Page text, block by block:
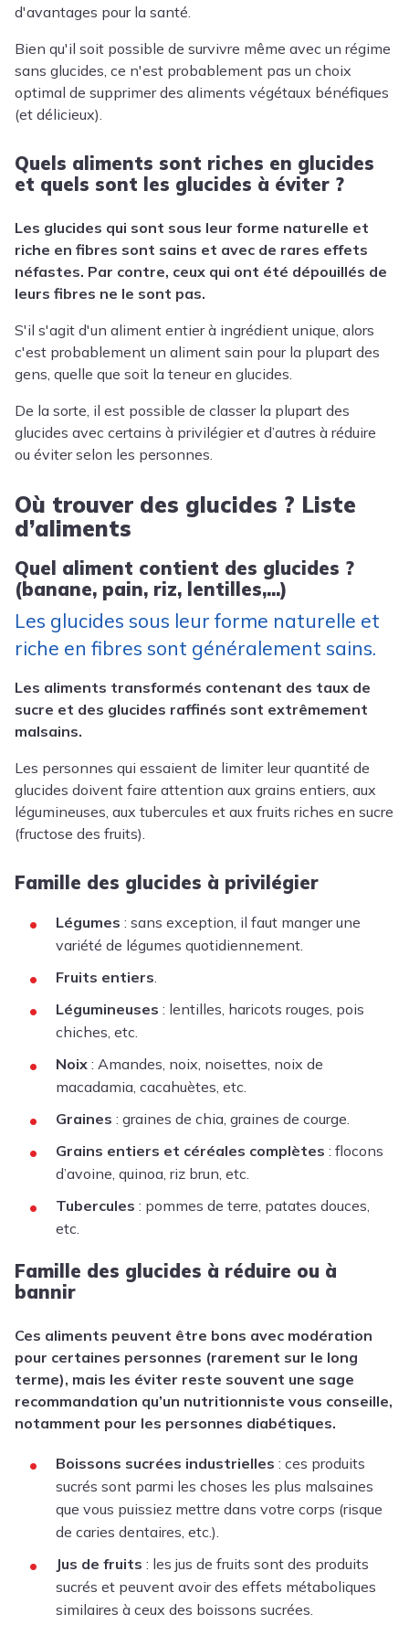
d'avantages pour la santé.
Bien qu'il soit possible de survivre même avec un régime
sans glucides, ce n'est probablement pas un choix
optimal de supprimer des aliments végétaux bénéfiques
(et délicieux).
Quels aliments sont riches en glucides
et quels sont les glucides à éviter ?
Les glucides qui sont sous leur forme naturelle et
riche en fibres sont sains et avec de rares effets
néfastes. Par contre, ceux qui ont été dépouillés de
leurs fibres ne le sont pas.
S'il s'agit d'un aliment entier à ingrédient unique, alors
c'est probablement un aliment sain pour la plupart des
gens, quelle que soit la teneur en glucides.
De la sorte, il est possible de classer la plupart des
glucides avec certains à privilégier et d’autres à réduire
ou éviter selon les personnes.
Où trouver des glucides ? Liste
d’aliments
Quel aliment contient des glucides ?
(banane, pain, riz, lentilles,...)
Les glucides sous leur forme naturelle et
riche en fibres sont généralement sains.
Les aliments transformés contenant des taux de
sucre et des glucides raffinés sont extrêmement
malsains.
Les personnes qui essaient de limiter leur quantité de
glucides doivent faire attention aux grains entiers, aux
légumineuses, aux tubercules et aux fruits riches en sucre
(fructose des fruits).
Famille des glucides à privilégier
Légumes : sans exception, il faut manger une
variété de légumes quotidiennement.
Fruits entiers.
Légumineuses : lentilles, haricots rouges, pois
chiches, etc.
Noix : Amandes, noix, noisettes, noix de
macadamia, cacahuètes, etc.
Graines : graines de chia, graines de courge.
Grains entiers et céréales complètes : flocons
d’avoine, quinoa, riz brun, etc.
Tubercules : pommes de terre, patates douces,
etc.
Famille des glucides à réduire ou à
bannir
Ces aliments peuvent être bons avec modération
pour certaines personnes (rarement sur le long
terme), mais les éviter reste souvent une sage
recommandation qu’un nutritionniste vous conseille,
notamment pour les personnes diabétiques.
Boissons sucrées industrielles : ces produits
sucrés sont parmi les choses les plus malsaines
que vous puissiez mettre dans votre corps (risque
de caries dentaires, etc.).
Jus de fruits : les jus de fruits sont des produits
sucrés et peuvent avoir des effets métaboliques
similaires à ceux des boissons sucrées.